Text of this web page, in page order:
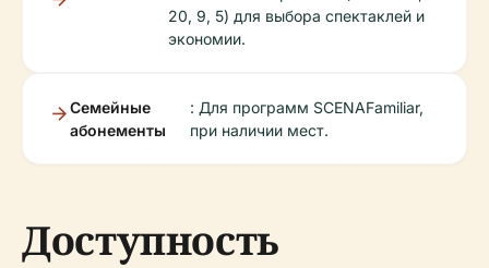
20, 9, 5) для выбора спектаклей и
экономии.
Семейные
абонементы
: Для программ SCENAFamiliar,
при наличии мест.
Доступность